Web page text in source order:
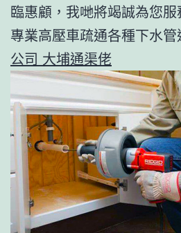
臨惠顧，我哋將竭誠為您服
專業高壓車疏通各種下水管
公司 大埔通渠佬